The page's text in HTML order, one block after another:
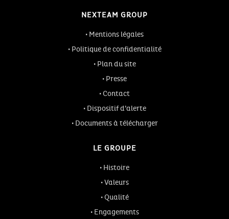
NEXTEAM GROUP
Mentions légales
Politique de confidentialité
Plan du site
Presse
Contact
Dispositif d’alerte
Documents à télécharger
LE GROUPE
Histoire
Valeurs
Qualité
Engagements